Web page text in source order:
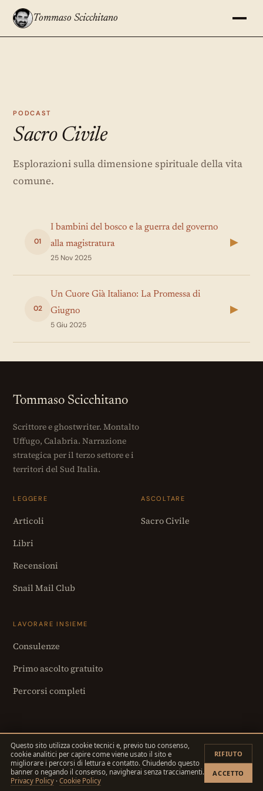
Tommaso Scicchitano
PODCAST
Sacro Civile
Esplorazioni sulla dimensione spirituale della vita
comune.
01
I bambini del bosco e la guerra del governo
alla magistratura
25 Nov 2025
▶
02
Un Cuore Già Italiano: La Promessa di
Giugno
5 Giu 2025
▶
Tommaso Scicchitano
Scrittore e ghostwriter. Montalto
Uffugo, Calabria. Narrazione
strategica per il terzo settore e i
territori del Sud Italia.
LEGGERE
Articoli
Libri
Recensioni
Snail Mail Club
ASCOLTARE
Sacro Civile
LAVORARE INSIEME
Consulenze
Primo ascolto gratuito
Percorsi completi
© 2026 Tommaso Scicchitano · P.IVA 03976130785
Privacy·Cookie
Questo sito utilizza cookie tecnici e, previo tuo consenso,
cookie analitici per capire come viene usato il sito e
migliorare i percorsi di lettura e contatto. Chiudendo questo
banner o negando il consenso, navigherai senza tracciamenti.
Privacy Policy· Cookie Policy
RIFIUTO
ACCETTO